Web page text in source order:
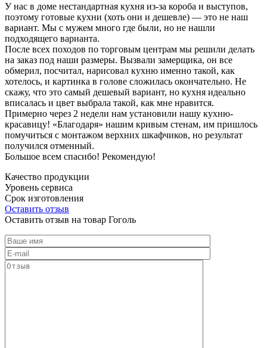
У нас в доме нестандартная кухня из-за короба и выступов,
поэтому готовые кухни (хоть они и дешевле) — это не наш
вариант. Мы с мужем много где были, но не нашли
подходящего варианта.
После всех походов по торговым центрам мы решили делать
на заказ под наши размеры. Вызвали замерщика, он все
обмерил, посчитал, нарисовал кухню именно такой, как
хотелось, и картинка в голове сложилась окончательно. Не
скажу, что это самый дешевый вариант, но кухня идеально
вписалась и цвет выбрала такой, как мне нравится.
Примерно через 2 недели нам установили нашу кухню-
красавицу! «Благодаря» нашим кривым стенам, им пришлось
помучиться с монтажом верхних шкафчиков, но результат
получился отменный.
Большое всем спасибо! Рекомендую!
Качество продукции
Уровень сервиса
Срок изготовления
Оставить отзыв
Оставить отзыв на товар Гоголь